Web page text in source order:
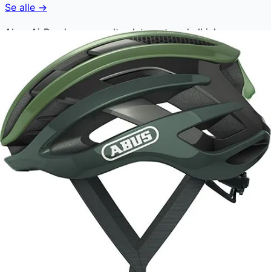
Se alle →
Abus AirBreaker er en ultra-letvægts cykelhjelm
designet til landevejen. Udviklet sammen med Movistar,
tilbyder hjelmen en perfekt balance mellem ventilation
og aerodynamik. Det innovative Multi Speed design
sikrer optimal luftstrøm, hvilket gør den ideel til lange
ture.
Abus AirBreaker koster lige nu 1.249 kr. Den laveste pris,
der nogensinde er registreret. Vores prishistorik bygger
på 101 prisobservationer, hvor prisen har bevæget sig
mellem 1.249 kr (06. marts 2026) og 1.249 kr (06. marts
Den billigste pris lige nu er 1.249kr hos
Sammenlign priser